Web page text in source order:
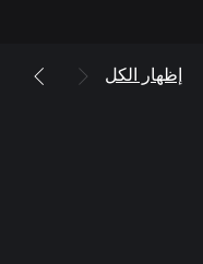
إظهار الكل